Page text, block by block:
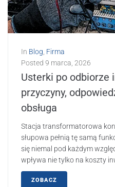
In Blog Firma
Posted 9 marca, 2026
Usterki po odbiorze
przyczyny,
obsługa
Stacja transformatorowa
słupowa pełnią tę samą
się niemal pod każdym
wpływa nie tylko na koszty
ZOBACZ